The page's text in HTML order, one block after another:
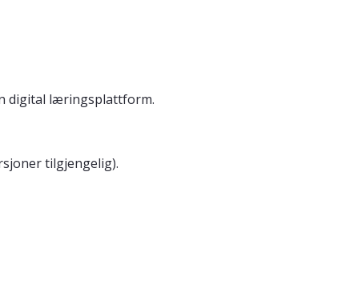
digital læringsplattform.
tilgjengelig).